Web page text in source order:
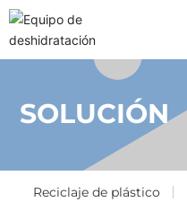
SOLUCIÓN
Reciclaje de plástico